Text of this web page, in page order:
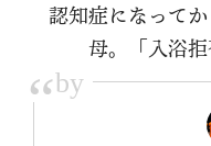
認知症になって
母。「入浴
“by